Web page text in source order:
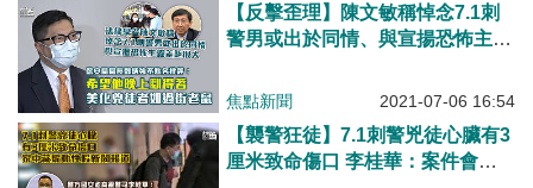
被視作犯罪參與者而被追責
【反擊歪理】陳文敏稱悼念7.1刺
警男或出於同情、與宣揚恐怖主義
望他晚上瞓得著、美化兇徒者如過
焦點新聞 2021-07-06 16:54
【襲警狂徒】7.1刺警兇徒心臟有3
厘米致命傷口 李桂華：案件會交